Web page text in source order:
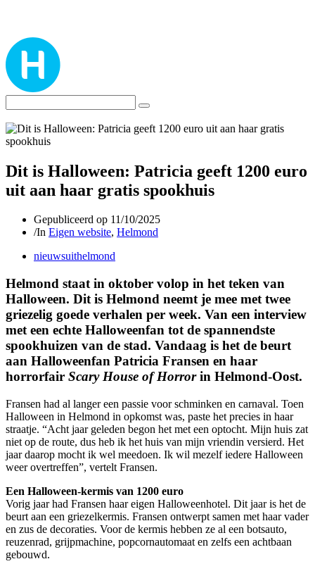
Dit is Halloween: Patricia geeft 1200 euro
uit aan haar gratis spookhuis
Gepubliceerd op 11/10/2025
/In Eigen website, Helmond
nieuwsuithelmond
Helmond staat in oktober volop in het teken van
Halloween. Dit is Helmond neemt je mee met twee
griezelig goede verhalen per week. Van een interview
met een echte Halloweenfan tot de spannendste
spookhuizen van de stad. Vandaag is het de beurt
aan Halloweenfan Patricia Fransen en haar
horrorfair Scary House of Horrorin Helmond-Oost.
Fransen had al langer een passie voor schminken en carnaval. Toen
Halloween in Helmond in opkomst was, paste het precies in haar
straatje. “Acht jaar geleden begon het met een optocht. Mijn huis zat
niet op de route, dus heb ik het huis van mijn vriendin versierd. Het
jaar daarop mocht ik wel meedoen. Ik wil mezelf iedere Halloween
weer overtreffen”, vertelt Fransen.
Een Halloween-kermis van 1200 euro
Vorig jaar had Fransen haar eigen Halloweenhotel. Dit jaar is het de
beurt aan een griezelkermis. Fransen ontwerpt samen met haar vader
en zus de decoraties. Voor de kermis hebben ze al een botsauto,
reuzenrad, grijpmachine, popcornautomaat en zelfs een achtbaan
gebouwd.